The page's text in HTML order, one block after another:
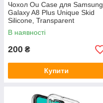
Чохол Ou Case для Samsung
Galaxy A8 Plus Unique Skid
Silicone, Transparent
В наявності
200 ₴
Купити